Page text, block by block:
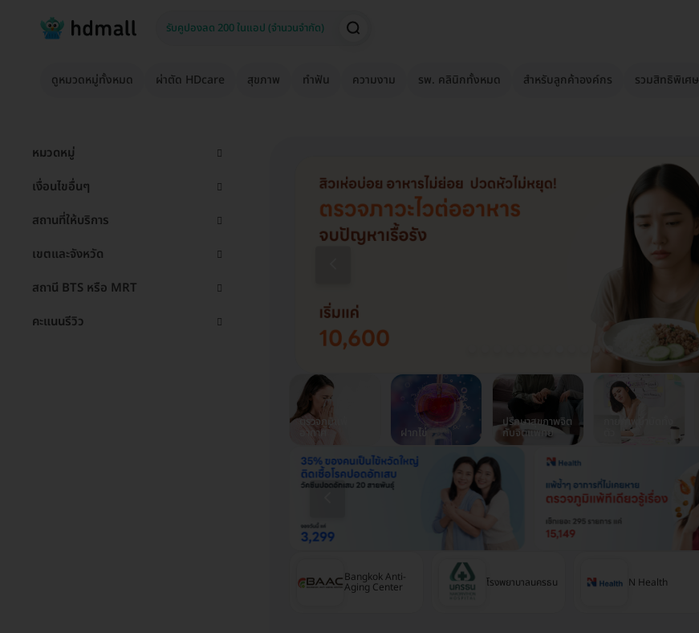
ดูหมวดหมู่ทั้งหมด ผ่าตัด HDcare สุขภาพ ทำฟัน ความงาม รพ. คลินิกทั้งหมด สำหรับลูกค้าองค์กร รวมสิทธิพิเศษ
หมวดหมู่
เงื่อนไขอื่นๆ
สถานที่ให้บริการ
เขตและจังหวัด
สถานี BTS หรือ MRT
คะแนนรีวิว
ตรวจภูมิแพ้
อากาศ ฝากไข่
ปรึกษาสุขภาพจิต
กับจิตแพทย์
กายภาพบำบัดทั้ง
Bangkok Anti-
Aging Center โรงพยาบาลนครธน N Health